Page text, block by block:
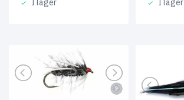
I lager I lager